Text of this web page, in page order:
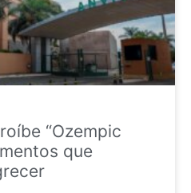
“Ozempic
que